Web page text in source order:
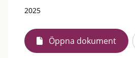
2025
Öppna dokument